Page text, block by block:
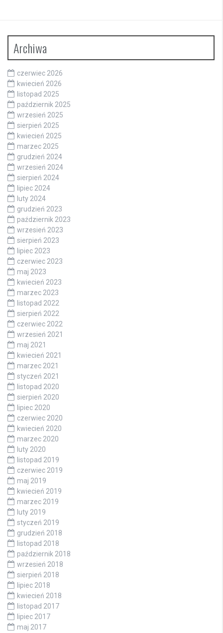
Archiwa
czerwiec 2026
kwiecień 2026
listopad 2025
październik 2025
wrzesień 2025
sierpień 2025
kwiecień 2025
marzec 2025
grudzień 2024
wrzesień 2024
sierpień 2024
lipiec 2024
luty 2024
grudzień 2023
październik 2023
wrzesień 2023
sierpień 2023
lipiec 2023
czerwiec 2023
maj 2023
kwiecień 2023
marzec 2023
listopad 2022
sierpień 2022
czerwiec 2022
wrzesień 2021
maj 2021
kwiecień 2021
marzec 2021
styczeń 2021
listopad 2020
sierpień 2020
lipiec 2020
czerwiec 2020
kwiecień 2020
marzec 2020
luty 2020
listopad 2019
czerwiec 2019
maj 2019
kwiecień 2019
marzec 2019
luty 2019
styczeń 2019
grudzień 2018
listopad 2018
październik 2018
wrzesień 2018
sierpień 2018
lipiec 2018
kwiecień 2018
listopad 2017
lipiec 2017
maj 2017